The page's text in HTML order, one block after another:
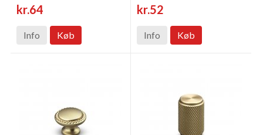
kr.64
Info Køb
kr.52
Info Køb